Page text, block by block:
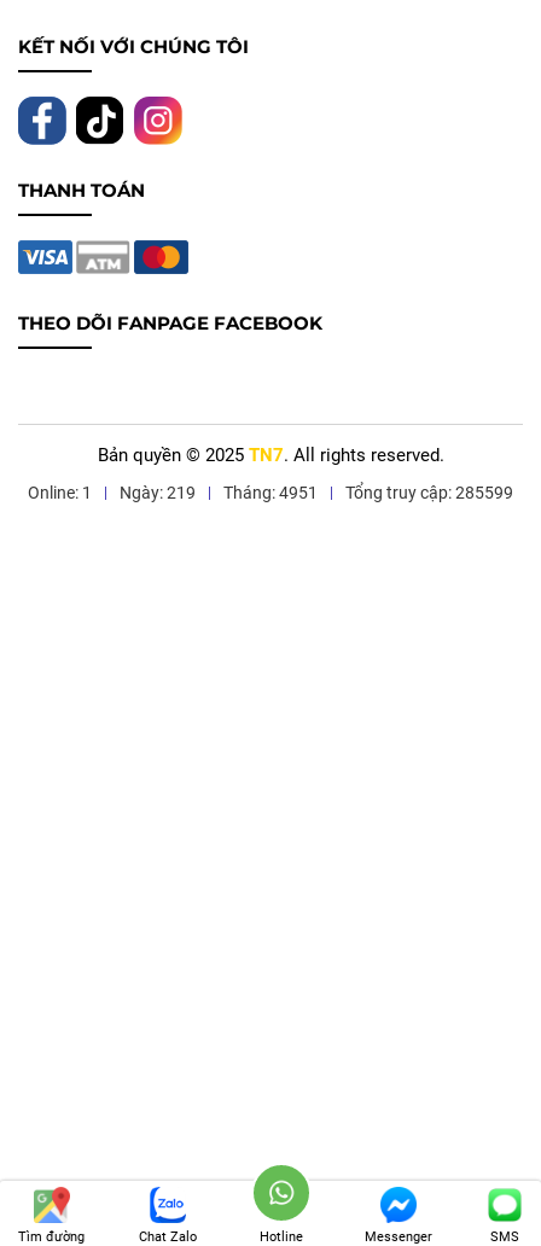
KẾT NỐI VỚI CHÚNG TÔI
THANH TOÁN
THEO DÕI FANPAGE FACEBOOK
Bản quyền © 2025 TN7. All rights reserved.
Online: 1 Ngày: 219 Tháng: 4951 Tổng truy cập: 285599
Tìm đường Chat Zalo Hotline Messenger SMS
Tìm đường Chat Zalo Hotline Messenger SMS